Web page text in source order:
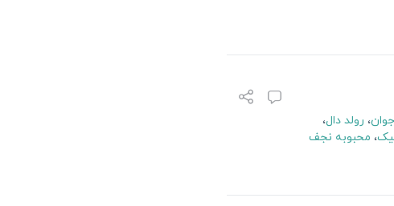
، رولد دال،
، محبوبه نجف